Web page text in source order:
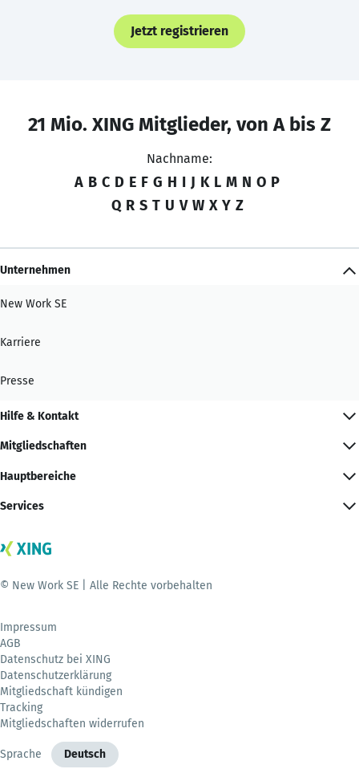
Jetzt registrieren
21 Mio. XING Mitglieder, von A bis Z
Nachname:
A B C D E F G H I J K L M N O P
Q R S T U V W X Y Z
Unternehmen
New Work SE
Karriere
Presse
Hilfe & Kontakt
Mitgliedschaften
Hauptbereiche
Services
© New Work SE | Alle Rechte vorbehalten
Impressum
AGB
Datenschutz bei XING
Datenschutzerklärung
Mitgliedschaft kündigen
Tracking
Mitgliedschaften widerrufen
Sprache Deutsch